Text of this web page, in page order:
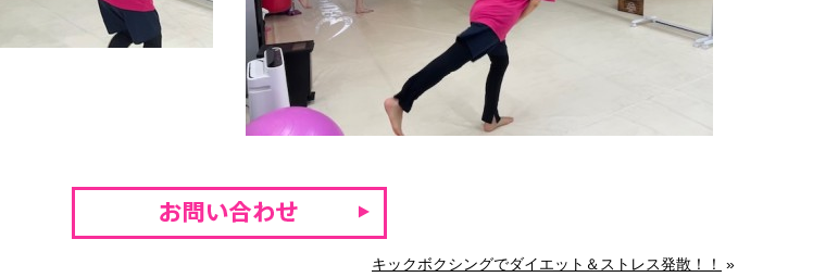
キックボクシングでダイエット＆ストレス発散！！ »